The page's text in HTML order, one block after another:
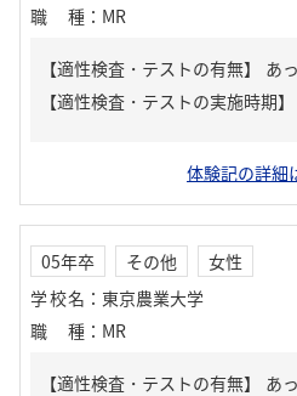
職種 ： MR
【適性検査・テストの有無】 あ
体験記の詳細
05年卒 その他
女性
学校名 ： 東京農業大学
職種 ： MR
【適性検査・テストの有無】 あ